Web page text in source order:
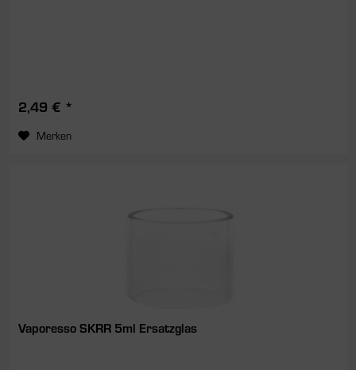
2,49 € *
Merken
Vaporesso SKRR 5ml Ersatzglas